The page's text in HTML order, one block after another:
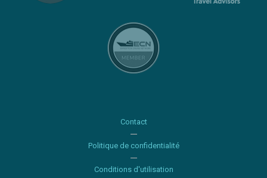
Contact
Politique de confidentialité
Conditions d'utilisation